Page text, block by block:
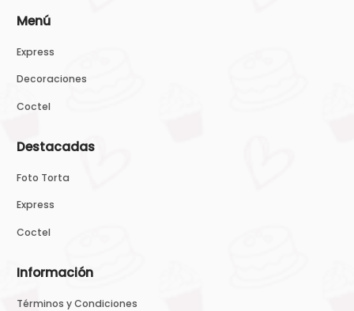
Menú
Express
Decoraciones
Coctel
Destacadas
Foto Torta
Express
Coctel
Información
Términos y Condiciones